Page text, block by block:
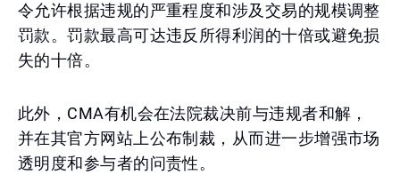
令允许根据违规的严重程度和涉及交易的规模调整
罚款。罚款最高可达违反所得利润的十倍或避免损
失的十倍。
此外，CMA有机会在法院裁决前与违规者和解，
并在其官方网站上公布制裁，从而进一步增强市场
透明度和参与者的问责性。